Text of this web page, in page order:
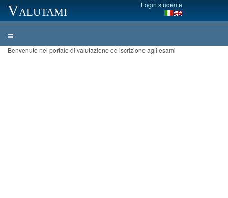
Valutami Login studente
Benvenuto nel portale di valutazione ed iscrizione agli esami